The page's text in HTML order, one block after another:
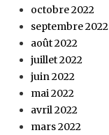
octobre 2022
septembre 2022
août 2022
juillet 2022
juin 2022
mai 2022
avril 2022
mars 2022